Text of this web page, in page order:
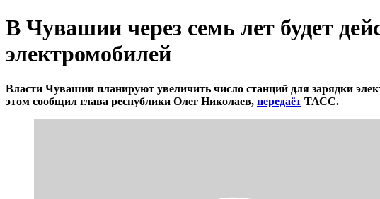
В Чувашии через семь лет будет
электромобилей
Власти Чувашии планируют увеличить число станций для зарядки
этом сообщил глава республики Олег Николаев, передаёт ТАСС.